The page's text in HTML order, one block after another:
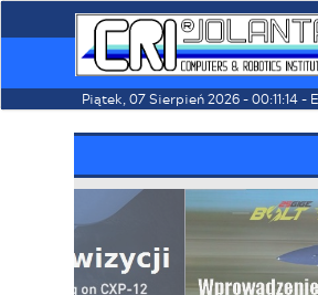
Piątek, 07 Sierpień 2026 - 00:11:14 -